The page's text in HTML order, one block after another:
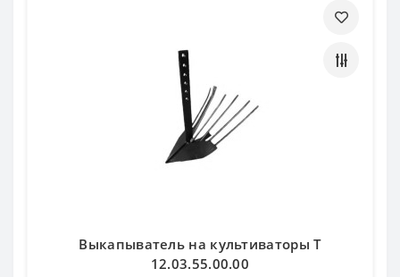
Выкапыватель на культиваторы Т
12.03.55.00.00